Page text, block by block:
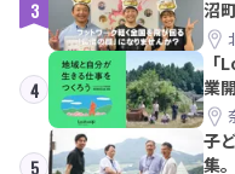
3
沼
す
4
業
5
子
集